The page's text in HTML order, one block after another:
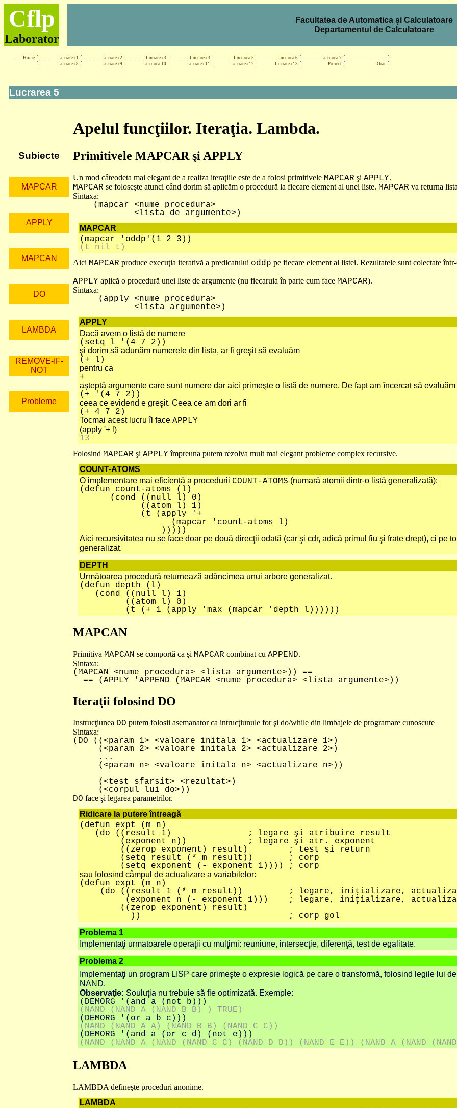
Cflp
Laborator
Facultatea de Automatica şi Calculatoare
Departamentul de Calculatoare
Home Lucrarea 1 Lucrarea 2 Lucrarea 3 Lucrarea 4 Lucrarea 5 Lucrarea 6
Lucrarea 7
Lucrarea 8
Lucrarea 9 Lucrarea 10 Lucrarea 11 Lucrarea 12 Lucrarea 13 Proiect Orar
Lucrarea 5
Subiecte
MAPCAR
APPLY
MAPCAN
DO
LAMBDA
REMOVE-IF-
NOT
Probleme
Apelul funcţiilor. Iteraţia. Lambda.
Primitivele MAPCAR şi APPLY
Un mod câteodeta mai elegant de a realiza iteraţiile este de a folosi primitivele MAPCAR şi APPLY.
MAPCAR se foloseşte atunci când dorim să aplicăm o procedură la fiecare element al unei liste. MAPCAR va returna
Sintaxa:
(mapcar <nume procedura>
<lista de argumente>)
MAPCAR
(mapcar 'oddp'(1 2 3))
(t nil t)
Aici MAPCAR produce execuţia iterativă a predicatului oddp pe fiecare element al listei. Rezultatele sunt colectate
APPLY aplică o procedură unei liste de argumente (nu fiecaruia în parte cum face MAPCAR).
Sintaxa:
(apply <nume procedura>
<lista argumente>)
APPLY
Dacă avem o listă de numere
(setq l '(4 7 2))
şi dorim să adunăm numerele din lista, ar fi greşit să evaluăm
(+ l)
pentru ca
+
aşteptă argumente care sunt numere dar aici primeşte o listă de numere. De fapt am încercat să
(+ '(4 7 2))
ceea ce evidend e greşit. Ceea ce am dori ar fi
(+ 4 7 2)
Tocmai acest lucru îl face APPLY
(apply '+ l)
13
Folosind MAPCAR şi APPLY împreuna putem rezolva mult mai elegant probleme complex recursive.
COUNT-ATOMS
O implementare mai eficientă a procedurii COUNT-ATOMS (numară atomii dintr-o listă generalizată):
(defun count-atoms (l)
(cond ((null l) 0)
((atom l) 1)
(t (apply '+
(mapcar 'count-atoms l)
)))))
Aici recursivitatea nu se face doar pe două direcţii odată (car şi cdr, adică primul fiu şi frate drept), ci pe
generalizat.
DEPTH
Următoarea procedură returnează adâncimea unui arbore generalizat.
(defun depth (l)
(cond ((null l) 1)
((atom l) 0)
(t (+ 1 (apply 'max (mapcar 'depth l))))))
MAPCAN
Primitiva MAPCAN se comportă ca şi MAPCAR combinat cu APPEND.
Sintaxa:
(MAPCAN <nume procedura> <lista argumente>)) ==
== (APPLY 'APPEND (MAPCAR <nume procedura> <lista argumente>))
Iteraţii folosind DO
Instrucţiunea DO putem folosii asemanator ca intrucţiunule for şi do/while din limbajele de programare cunoscute
Sintaxa:
(DO ((<param 1> <valoare initala 1> <actualizare 1>)
(<param 2> <valoare initala 2> <actualizare 2>)
...
(<param n> <valoare initala n> <actualizare n>))
(<test sfarsit> <rezultat>)
(<corpul lui do>))
DO face şi legarea parametrilor.
Ridicare la putere întreagă
(defun expt (m n)
(do ((result 1) ; legare şi atribuire result
(exponent n)) ; legare şi atr. exponent
((zerop exponent) result) ; test şi return
(setq result (* m result)) ; corp
(setq exponent (- exponent 1)))) ; corp
sau folosind câmpul de actualizare a variabilelor:
(defun expt (m n)
(do ((result 1 (* m result)) ; legare, iniţializare,
(exponent n (- exponent 1))) ; legare, iniţializare,
((zerop exponent) result)
)) ; corp gol
Problema 1
Implementaţi urmatoarele operaţii cu mulţimi: reuniune, intersecţie, diferenţă, test de egalitate.
Problema 2
Implementaţi un program LISP care primeşte o expresie logică pe care o transformă, folosind legile lui
NAND.
Observaţie: Souluţia nu trebuie să fie optimizată. Exemple:
(DEMORG '(and a (not b)))
(NAND (NAND A (NAND B B) ) TRUE)
(DEMORG '(or a b c)))
(NAND (NAND A A) (NAND B B) (NAND C C))
(DEMORG '(and a (or c d) (not e)))
(NAND (NAND A (NAND (NAND C C) (NAND D D)) (NAND E E)) (NAND A (NAND
LAMBDA
LAMBDA defineşte proceduri anonime.
LAMBDA